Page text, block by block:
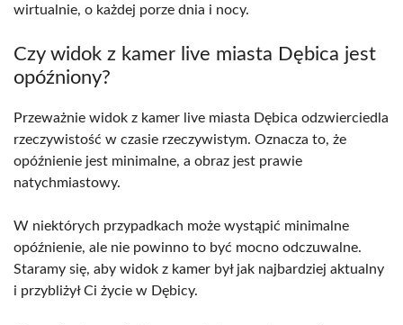
wirtualnie, o każdej porze dnia i nocy.
Czy widok z kamer live miasta Dębica jest
opóźniony?
Przeważnie widok z kamer live miasta Dębica odzwierciedla
rzeczywistość w czasie rzeczywistym. Oznacza to, że
opóźnienie jest minimalne, a obraz jest prawie
natychmiastowy.
W niektórych przypadkach może wystąpić minimalne
opóźnienie, ale nie powinno to być mocno odczuwalne.
Staramy się, aby widok z kamer był jak najbardziej aktualny
i przybliżył Ci życie w Dębicy.